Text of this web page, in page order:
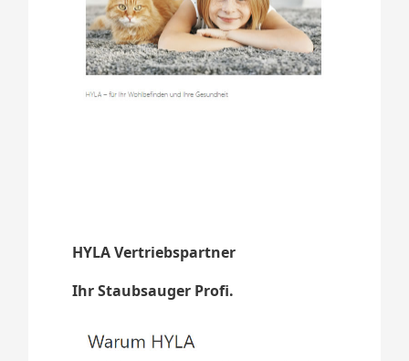
HYLA Vertriebspartner
Ihr Staubsauger Profi.